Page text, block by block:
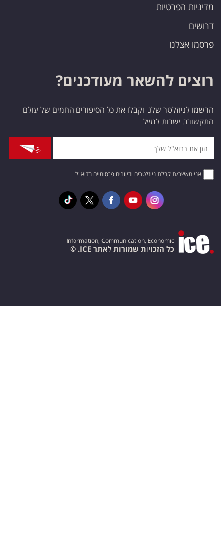
מדיניות הפרטיות
דרושים
פרסמו אצלנו
רוצים להשאר מעודכנים?
הרשמו לניוזלטר שלנו וקבלו את כל הסיפורים החמים של עולם
התקשורת ישרות למייל
אני מאשר/ת קבלת ניוזלטרים ודיוורים פרסומיים בדוא"ל
Information, Communication, Economic
כל הזכויות שמורות לאתר ICE. ©